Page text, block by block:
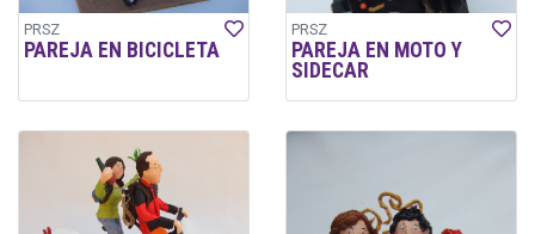
PRSZ
PAREJA EN BICICLETA
PRSZ
PAREJA EN MOTO Y
SIDECAR